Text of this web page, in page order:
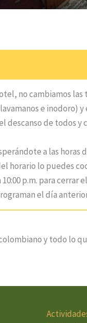
no cambiamos
e inodoro)
descanso de todos
a las horas
horario lo puedes
p.m. para
el día
y todo lo